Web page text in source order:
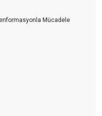
gerçek
Mücadele